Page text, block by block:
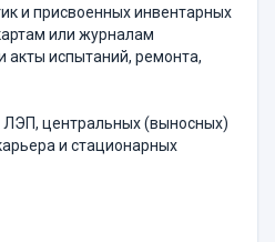
и присвоенных инвентарных
или журналам
акты испытаний, ремонта,
ЛЭП, центральных (выносных)
и стационарных